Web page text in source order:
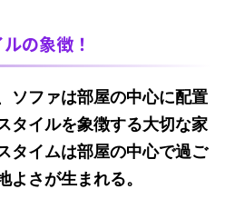
の象徴！
ソファは部屋の中心に配置
タイルを象徴する大切な家
タイムは部屋の中心で過ご
よさが生まれる。